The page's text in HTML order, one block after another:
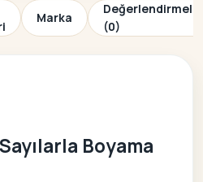
Marka
(0)
Boyama